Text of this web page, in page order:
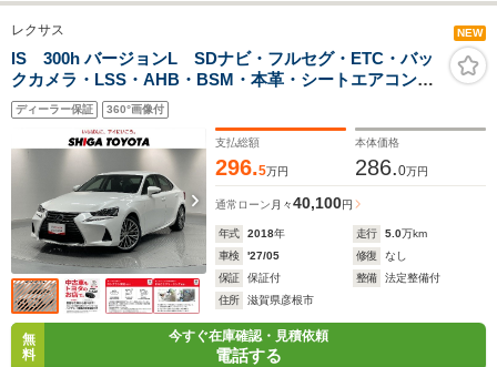
レクサス NEW
IS 300h バージョンL SDナビ・フルセグ・ETC・バッ
クカメラ・LSS・AHB・BSM・本革・シートエアコン・
カードキー・オートエアコン
ディーラー保証 360°画像付
支払総額
296.5万円
本体価格
286.0万円
通常ローン 月々40,100円
年式 2018年 走行 5.0万km
車検
'27/05 修復
なし
保証
保証付 整備
法定整備付
住所
滋賀県彦根市
無
料
今すぐ在庫確認・見積依頼
電話する